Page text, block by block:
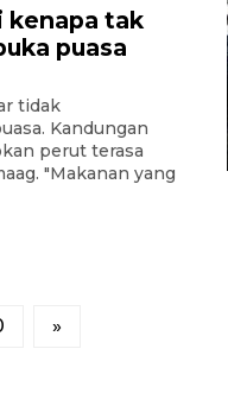
kenapa tak
puasa
tidak
Kandungan
perut terasa
"Makanan yang
»
Yogyakarta
dengan
WIB